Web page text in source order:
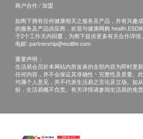
适合素食者。 不含乳糖和麸质。
商户合作 / 加盟
如阁下拥有任何健康相关之服务及产品，并有兴趣
的服务及产品供应商，欢迎与健康网购
于2个工作天内回覆，为阁下提供更多有关合作详情。
电邮: partnership@esdlife.com
重要声明：
生活易会员於本网站内所发表的全部内容为即时更
任何内容，并不会保证其准确性丶完整性及质量。
均属个人意见，并不代表生活易之言论及立场。如
纷，生活易概不负责。有关详情请参阅生活易的免责